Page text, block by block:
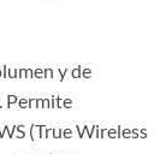
y de
Permite
(True Wireless